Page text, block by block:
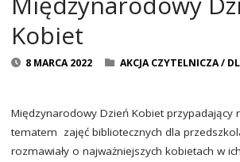
Kobiet
8 MARCA 2022 AKCJA CZYTELNICZA/
Międzynarodowy Dzień Kobiet przypadający
tematem zajęć bibliotecznych dla
rozmawiały o najważniejszych kobietach w